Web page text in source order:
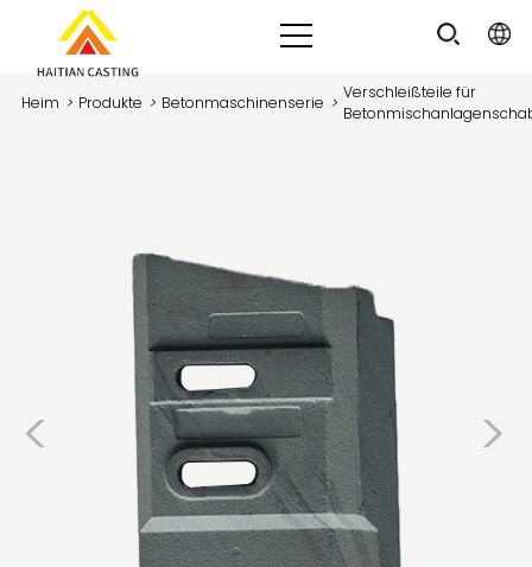
Heim > Produkte > Betonmaschinenserie >
Verschleißteile für
>
<